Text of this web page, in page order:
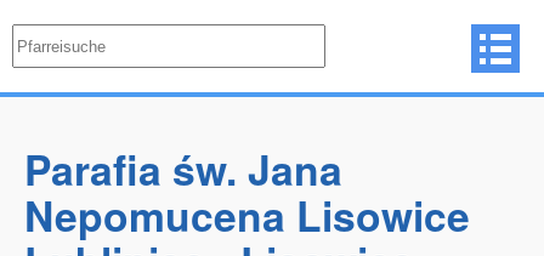
Parafia św. Jana
Nepomucena Lisowice